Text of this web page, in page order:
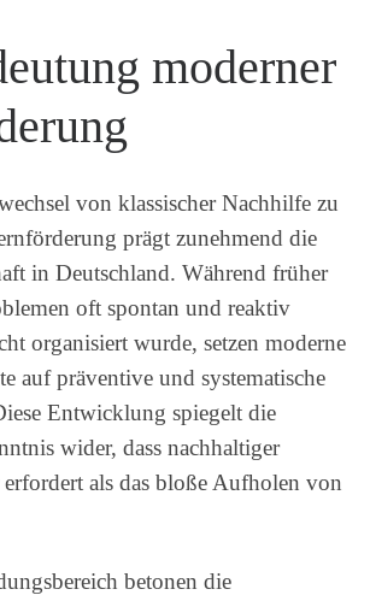
moderner
von klassischer Nachhilfe zu
prägt zunehmend die
in Deutschland. Während früher
oft spontan und reaktiv
organisiert wurde, setzen moderne
auf präventive und systematische
Entwicklung spiegelt die
wider, dass nachhaltiger
als das bloße Aufholen von
betonen die